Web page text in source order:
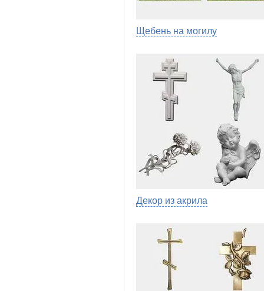
Щебень на могилу
Декор из акрила